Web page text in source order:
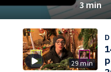
3 min
29 min